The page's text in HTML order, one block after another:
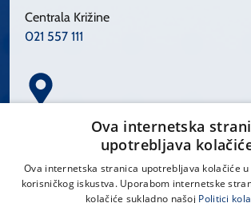
Centrala Križine
021 557 111
Spinčićeva 1, 21000 Split
Ova internetska
upotrebljava
Ova internetska stranica upotrebljava kolačiće
korisničkog iskustva. Uporabom internetske
kolačiće sukladno našoj Politici